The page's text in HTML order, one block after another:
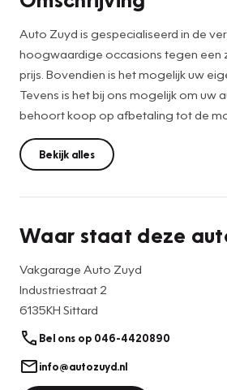
Auto Zuyd is gespecialiseerd in de
hoogwaardige occasions tegen een
prijs. Bovendien is het mogelijk uw
Tevens is het bij ons mogelijk om uw
behoort koop op afbetaling tot de
De vermelde prijs is een netto
verplichte afleverkosten bij komen.
iedere auto voorzien van minimaal 6
Onze advertenties worden met grote
advertenties fouten bevatten, hieraan
worden ontleend. Graag willen wij u
zelf zorg draagt voor het nakijken van
keuze kunnen beïnvloeden.
Bekijk alles
Waar staat deze
Vakgarage Auto Zuyd
Industriestraat 2
6135KH Sittard
Bel ons op 046-4420890
info@autozuyd.nl